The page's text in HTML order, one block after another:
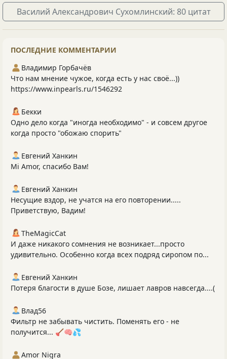
Василий Александрович Сухомлинский: 80 цитат
ПОСЛЕДНИЕ КОММЕНТАРИИ
Владимир Горбачёв
Что нам мнение чужое, когда есть у нас своё...))
https://www.inpearls.ru/1546292
Бекки
Одно дело когда "иногда необходимо" - и совсем другое
когда просто "обожаю спорить"
Евгений Ханкин
Mi Amor, спасибо Вам!
Евгений Ханкин
Несущие вздор, не учатся на его повторении.....
Приветствую, Вадим!
TheMagicCat
И даже никакого сомнения не возникает...просто
удивительно. Особенно когда всех подряд сиропом по...
Евгений Ханкин
Потеря благости в душе Бозе, лишает лавров навсегда....(
Влад56
Фильтр не забывать чистить. Поменять его - не
получится... 🪠🧠💦
Amor Nigra